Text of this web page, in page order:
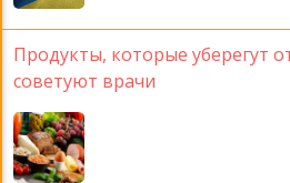
Продукты, которые уберегут
советуют врачи